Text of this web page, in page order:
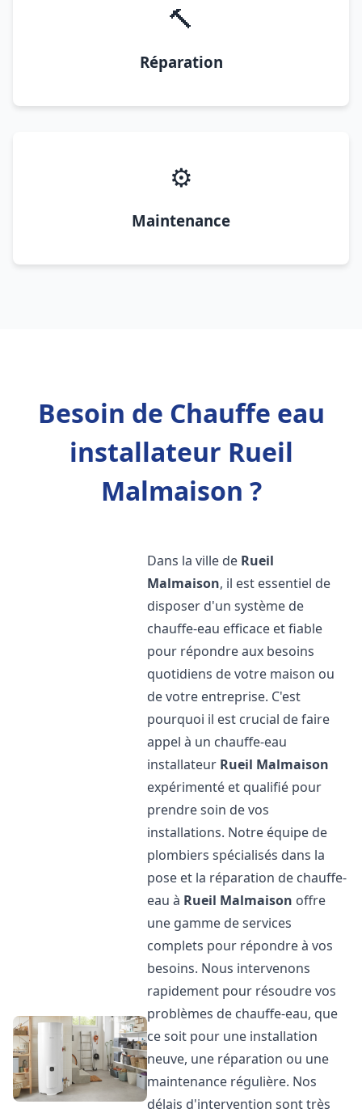
🔨
Réparation
⚙️
Maintenance
Besoin de Chauffe eau
installateur Rueil
Malmaison ?
Dans la ville de Rueil
Malmaison, il est essentiel de
disposer d'un système de
chauffe-eau efficace et fiable
pour répondre aux besoins
quotidiens de votre maison ou
de votre entreprise. C'est
pourquoi il est crucial de faire
appel à un chauffe-eau
installateur Rueil Malmaison
expérimenté et qualifié pour
prendre soin de vos
installations. Notre équipe de
plombiers spécialisés dans la
pose et la réparation de chauffe-
eau à Rueil Malmaison offre
une gamme de services
complets pour répondre à vos
besoins. Nous intervenons
rapidement pour résoudre vos
problèmes de chauffe-eau, que
ce soit pour une installation
neuve, une réparation ou une
maintenance régulière. Nos
délais d'intervention sont très